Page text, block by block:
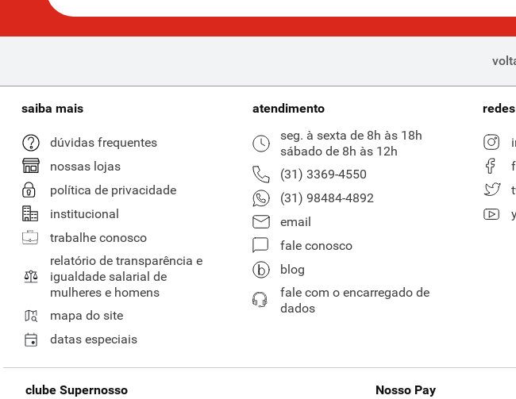
saiba mais
dúvidas frequentes
nossas lojas
política de privacidade
institucional
trabalhe conosco
relatório de transparência e
igualdade salarial de
mulheres e homens
mapa do site
datas especiais
atendimento
seg. à sexta de 8h às 18h
sábado de 8h às 12h
(31) 3369-4550
(31) 98484-4892
email
fale conosco
blog
fale com o encarregado de
dados
clube Supernosso Nosso Pay